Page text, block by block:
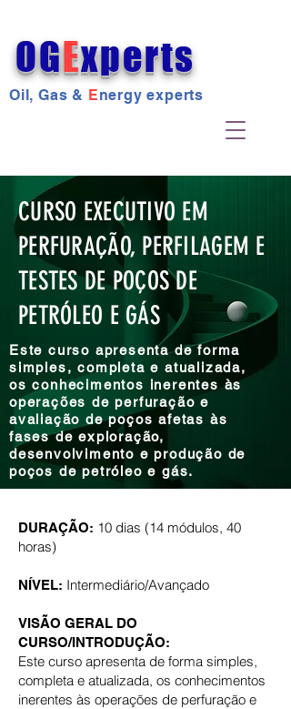
OGExperts
Oil, Gas & Energy experts
CURSO EXECUTIVO EM
PERFURAÇÃO, PERFILAGEM E
TESTES DE POÇOS DE
PETRÓLEO E GÁS
Este curso apresenta de forma
simples, completa e atualizada,
os conhecimentos inerentes às
operações de perfuração e
avaliação de poços afetas às
fases de exploração,
desenvolvimento e produção de
poços de petróleo e gás.
DURAÇÃO: 10 dias (14 módulos, 40
horas)
NÍVEL: Intermediário/Avançado
VISÃO GERAL DO
CURSO/INTRODUÇÃO:
Este curso apresenta de forma simples,
completa e atualizada, os conhecimentos
inerentes às operações de perfuração e